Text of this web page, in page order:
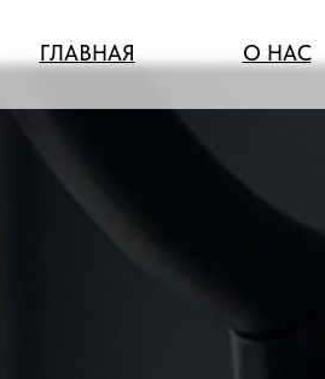
ГЛАВНАЯ О НАС